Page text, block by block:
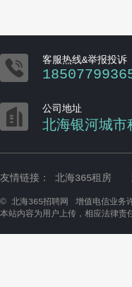
 客服热线&举报投诉
 公司地址
北海银河城市
友情链接： 北海365租房
© 北海365招聘网 增值电信业务
本站内容为用户上传，相应法律责